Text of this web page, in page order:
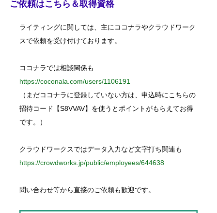
h
ご依頼はこちら＆取得資格
ライティングに関しては、主にココナラやクラウドワーク
スで依頼を受け付けております。
ココナラでは相談関係も
https://coconala.com/users/1106191
（まだココナラに登録していない方は、申込時にこちらの
招待コード【S8VVAV】を使うとポイントがもらえてお得
です。）
クラウドワークスではデータ入力など文字打ち関連も
https://crowdworks.jp/public/employees/644638
問い合わせ等から直接のご依頼も歓迎です。